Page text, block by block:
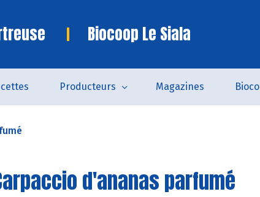
Biocoop Le Siala
Producteurs Magazines
d'ananas parfumé